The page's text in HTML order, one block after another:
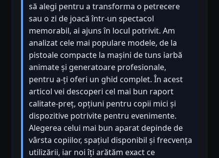
să alegi pentru a transforma o petrecere
sau o zi de joacă într-un spectacol
memorabil, ai ajuns în locul potrivit. Am
analizat cele mai populare modele, de la
pistoale compacte la mașini de tuns iarbă
animate și generatoare profesionale,
pentru a-ți oferi un ghid complet. În acest
articol vei descoperi cel mai bun raport
calitate-preț, opțiuni pentru copii mici și
dispozitive potrivite pentru evenimente.
Alegerea celui mai bun aparat depinde de
vârsta copiilor, spațiul disponibil și frecvența
utilizării, iar noi îți arătăm exact ce